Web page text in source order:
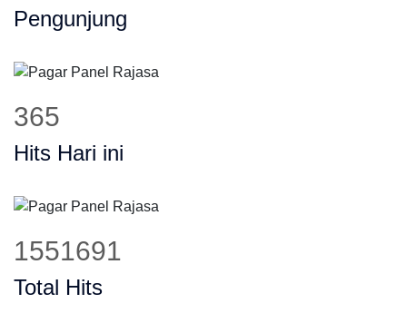
Pengunjung
467
Hits Hari ini
1984993
Total Hits